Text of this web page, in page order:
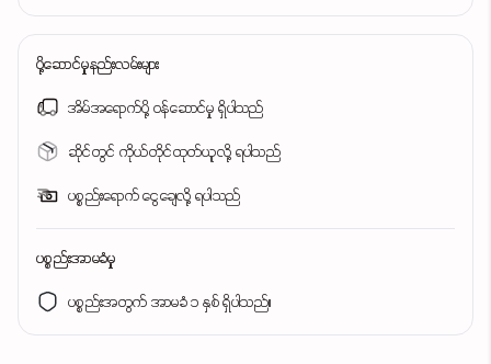
ပို့ဆောင်မှုနည်းလမ်းများ
အိမ်အရောက်ပို့ ဝန်ဆောင်မှု ရှိပါသည်
ဆိုင်တွင် ကိုယ်တိုင်ထုတ်ယူလို့ ရပါသည်
ပစ္စည်းရောက် ငွေချေလို့ ရပါသည်
ပစ္စည်းအာမခံမှု
ပစ္စည်းအတွက် အာမခံ ၁ နှစ် ရှိပါသည်။